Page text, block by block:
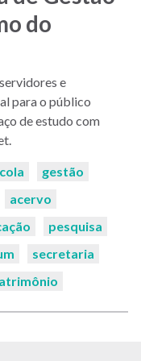
do
e
para o público
de estudo com
gestão
acervo
pesquisa
secretaria